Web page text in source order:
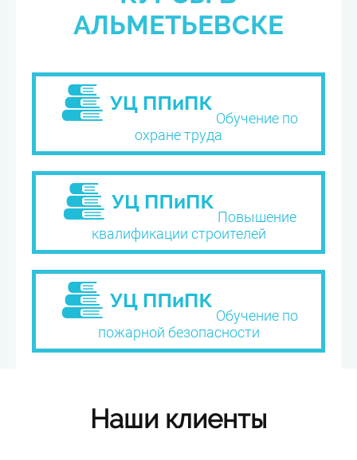
АЛЬМЕТЬЕВСКЕ
Обучение по
охране труда
Повышение
квалификации строителей
Обучение по
пожарной безопасности
Наши клиенты